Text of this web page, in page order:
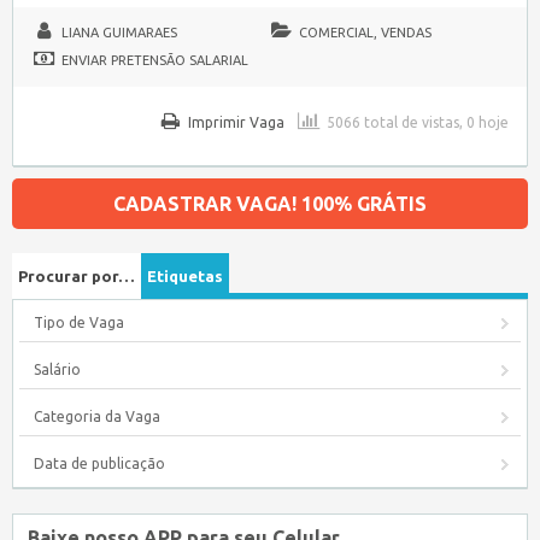
LIANA GUIMARAES
COMERCIAL, VENDAS
ENVIAR PRETENSÃO SALARIAL
5066 total de vistas, 0 hoje
Imprimir Vaga
CADASTRAR VAGA! 100% GRÁTIS
Procurar por… Etiquetas
Tipo de Vaga
Salário
Categoria da Vaga
Data de publicação